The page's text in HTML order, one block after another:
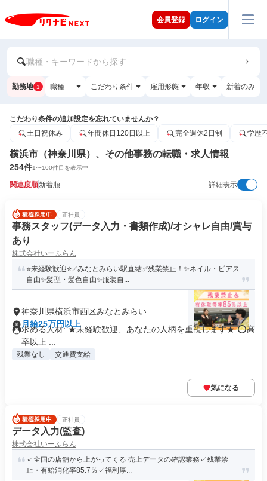
会員登録 ログイン
職種・キーワードから探す
勤務地 1 職種 こだわり条件 雇用形態 年収 新着のみ
こだわり条件の追加設定を忘れていませんか？
土日祝休み
年間休日120日以上 完全週休2日制 学歴
横浜市（神奈川県）、その他事務の転職・求人情報
254件1〜100件目を表示中
関連度順新着順 詳細表示
正社員
事務スタッフ(データ入力・書類作成)/オシャレ自由/賞与
あり
株式会社いーふらん
⭐未経験歓迎⭐✅みなとみらい駅直結✅残業禁止！✨ネイル・ピアス
自由✨髪型・髪色自由✨服装自...
神奈川県横浜市西区みなとみらい
月給25万円以上
求める人材: ★未経験歓迎、あなたの人柄を重視します★ ⭕高
卒以上 ...
残業なし 交通費支給
気になる
正社員
データ入力(監査)
株式会社いーふらん
✓全国の店舗から上がってくる 売上データの確認業務✓残業禁
止・有給消化率85.7％✓福利厚...